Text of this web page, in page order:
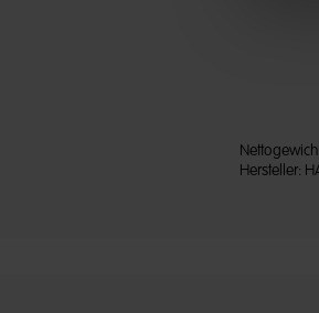
Hersteller: